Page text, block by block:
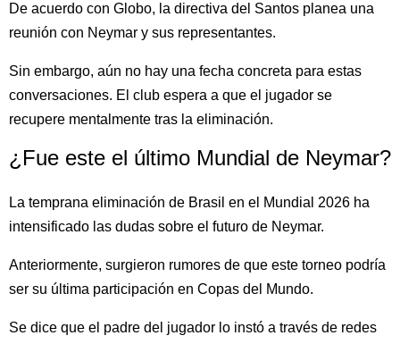
De acuerdo con Globo, la directiva del Santos planea una
reunión con Neymar y sus representantes.
Sin embargo, aún no hay una fecha concreta para estas
conversaciones. El club espera a que el jugador se
recupere mentalmente tras la eliminación.
¿Fue este el último Mundial de Neymar?
La temprana eliminación de Brasil en el Mundial 2026 ha
intensificado las dudas sobre el futuro de Neymar.
Anteriormente, surgieron rumores de que este torneo podría
ser su última participación en Copas del Mundo.
Se dice que el padre del jugador lo instó a través de redes